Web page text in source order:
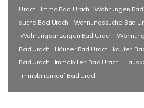
Urach
Immo Bad Urach Wohnungen Bad
suche Bad Urach
Wohnungssuche Bad
Wohnungsanzeigen Bad Urach
Bad Urach
Häuser Bad Urach kaufen
Bad Urach
Immobilien Bad Urach
Immobilienkauf Bad Urach